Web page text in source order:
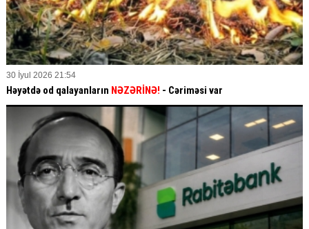
30 İyul 2026 21:54
Həyətdə od qalayanların NƏZƏRİNƏ! - Cəriməsi var